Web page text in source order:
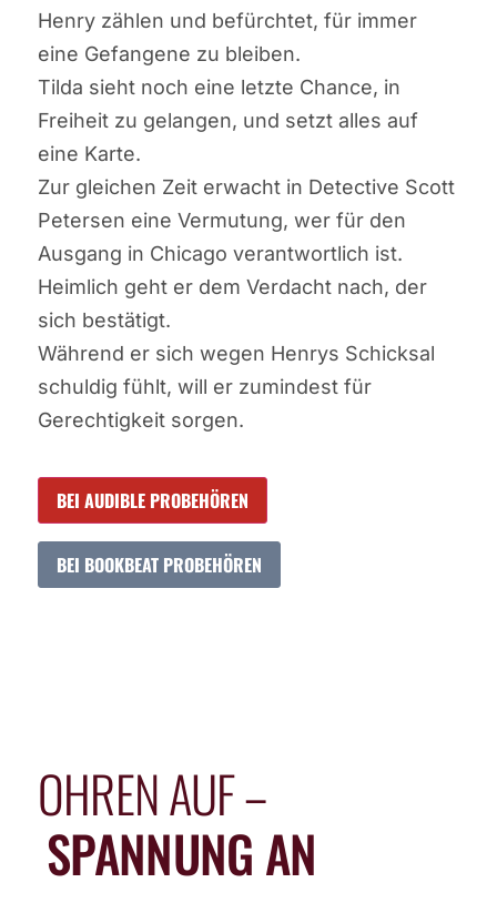
Henry zählen und befürchtet, für immer
eine Gefangene zu bleiben.
Tilda sieht noch eine letzte Chance, in
Freiheit zu gelangen, und setzt alles auf
eine Karte.
Zur gleichen Zeit erwacht in Detective Scott
Petersen eine Vermutung, wer für den
Ausgang in Chicago verantwortlich ist.
Heimlich geht er dem Verdacht nach, der
sich bestätigt.
Während er sich wegen Henrys Schicksal
schuldig fühlt, will er zumindest für
Gerechtigkeit sorgen.
BEI AUDIBLE PROBEHÖREN
BEI BOOKBEAT PROBEHÖREN
OHREN AUF –
SPANNUNG AN